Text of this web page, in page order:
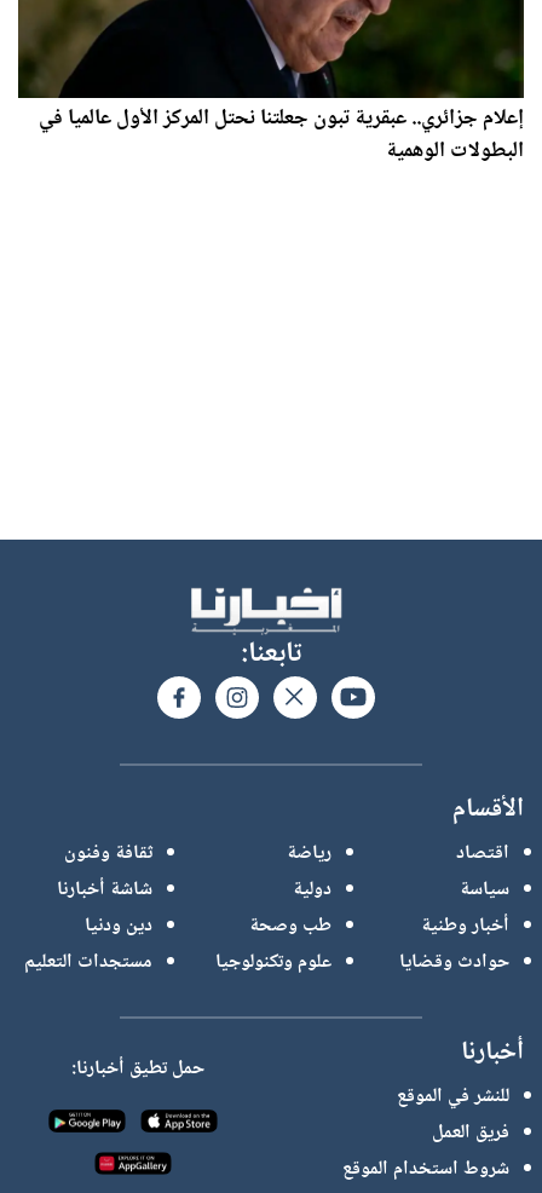
إعلام جزائري.. عبقرية تبون جعلتنا نحتل المركز الأول عالميا في
البطولات الوهمية
تابعنا:
الأقسام
ثقافة وفنون
شاشة أخبارنا
دين ودنيا
مستجدات التعليم
رياضة
دولية
طب وصحة
علوم وتكنولوجيا
اقتصاد
سياسة
أخبار وطنية
حوادث وقضايا
حمل تطيق أخبارنا: أخبارنا
للنشر في الموقع
فريق العمل
شروط استخدام الموقع